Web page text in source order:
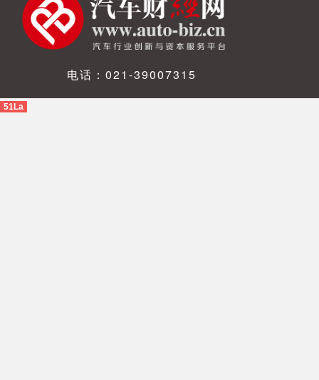
电话：021-39007315
51La